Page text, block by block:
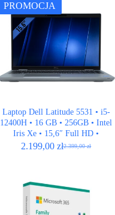
PROMOCJA
Laptop Dell Latitude 5531 • i5-
12400H • 16 GB • 256GB • Intel
Iris Xe • 15,6″ Full HD •
QWERTY US
2.399,00zł
Pierwotna
2.199,00zł
Aktualna